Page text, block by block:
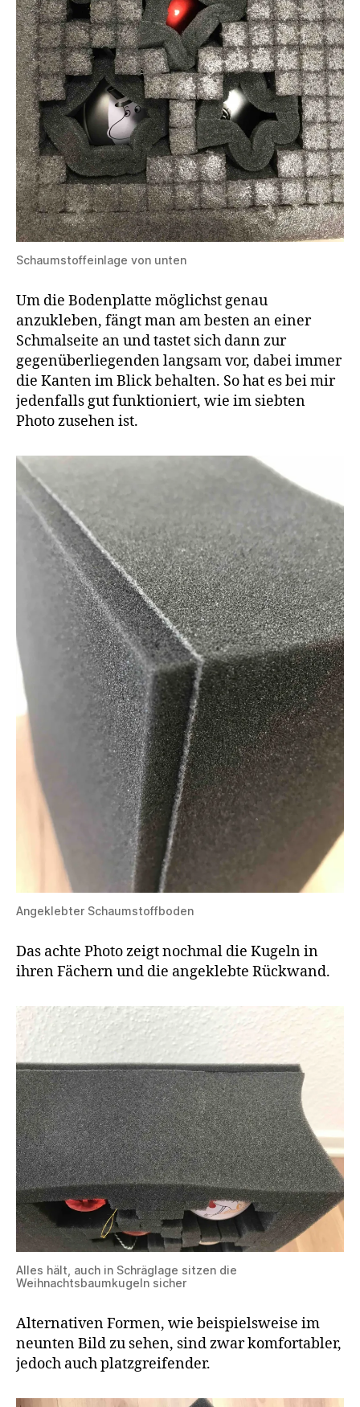
Schaumstoffeinlage von unten
Um die Bodenplatte möglichst genau
anzukleben, fängt man am besten an einer
Schmalseite an und tastet sich dann zur
gegenüberliegenden langsam vor, dabei immer
die Kanten im Blick behalten. So hat es bei mir
jedenfalls gut funktioniert, wie im siebten
Photo zusehen ist.
Angeklebter Schaumstoffboden
Das achte Photo zeigt nochmal die Kugeln in
ihren Fächern und die angeklebte Rückwand.
Alles hält, auch in Schräglage sitzen die
Weihnachtsbaumkugeln sicher
Alternativen Formen, wie beispielsweise im
neunten Bild zu sehen, sind zwar komfortabler,
jedoch auch platzgreifender.